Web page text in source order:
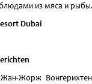
из мяса и рыбы.
Dubai
Жорж